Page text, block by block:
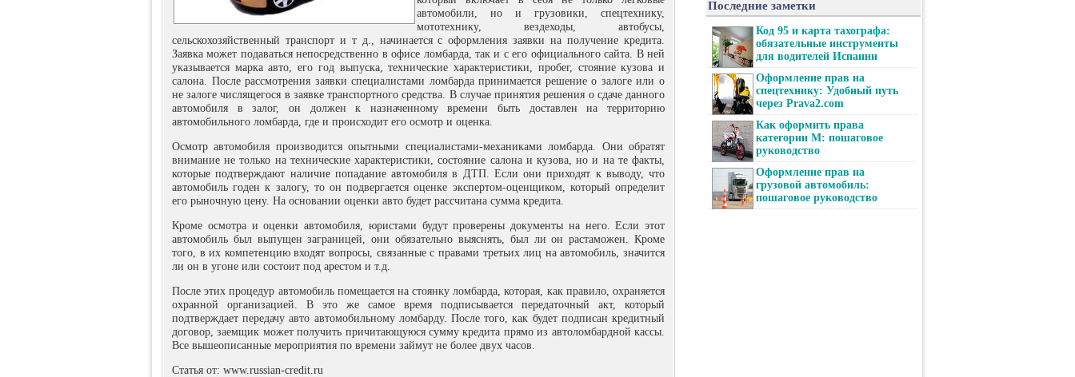
автомобили, но и грузовики, спецтехнику,
мототехнику, вездеходы, автобусы,
сельскохозяйственный транспорт и т д., начинается с оформления заявки на получение кредита.
Заявка может подаваться непосредственно в офисе ломбарда, так и с его официального сайта. В ней
указывается марка авто, его год выпуска, технические характеристики, пробег, стояние кузова и
салона. После рассмотрения заявки специалистами ломбарда принимается решение о залоге или о
не залоге числящегося в заявке транспортного средства. В случае принятия решения о сдаче данного
автомобиля в залог, он должен к назначенному времени быть доставлен на территорию
автомобильного ломбарда, где и происходит его осмотр и оценка.
Осмотр автомобиля производится опытными специалистами-механиками ломбарда. Они обратят
внимание не только на технические характеристики, состояние салона и кузова, но и на те факты,
которые подтверждают наличие попадание автомобиля в ДТП. Если они приходят к выводу, что
автомобиль годен к залогу, то он подвергается оценке экспертом-оценщиком, который определит
его рыночную цену. На основании оценки авто будет рассчитана сумма кредита.
Кроме осмотра и оценки автомобиля, юристами будут проверены документы на него. Если этот
автомобиль был выпущен заграницей, они обязательно выяснять, был ли он растаможен. Кроме
того, в их компетенцию входят вопросы, связанные с правами третьих лиц на автомобиль, значится
ли он в угоне или состоит под арестом и т.д.
После этих процедур автомобиль помещается на стоянку ломбарда, которая, как правило, охраняется
охранной организацией. В это же самое время подписывается передаточный акт, который
подтверждает передачу авто автомобильному ломбарду. После того, как будет подписан кредитный
договор, заемщик может получить причитающуюся сумму кредита прямо из автоломбардной кассы.
Все вышеописанные мероприятия по времени займут не более двух часов.
Статья от: www.russian-credit.ru
Последние заметки
Код 95 и карта тахографа:
обязательные инструменты
для водителей Испании
Оформление прав на
спецтехнику: Удобный путь
через Prava2.com
Как оформить права
категории М: пошаговое
руководство
Оформление прав на
грузовой автомобиль:
пошаговое руководство